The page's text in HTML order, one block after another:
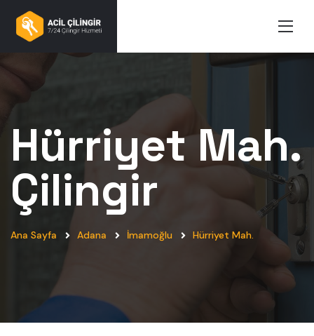
Hürriyet Mah.
Çilingir
Ana Sayfa Adana İmamoğlu Hürriyet Mah.